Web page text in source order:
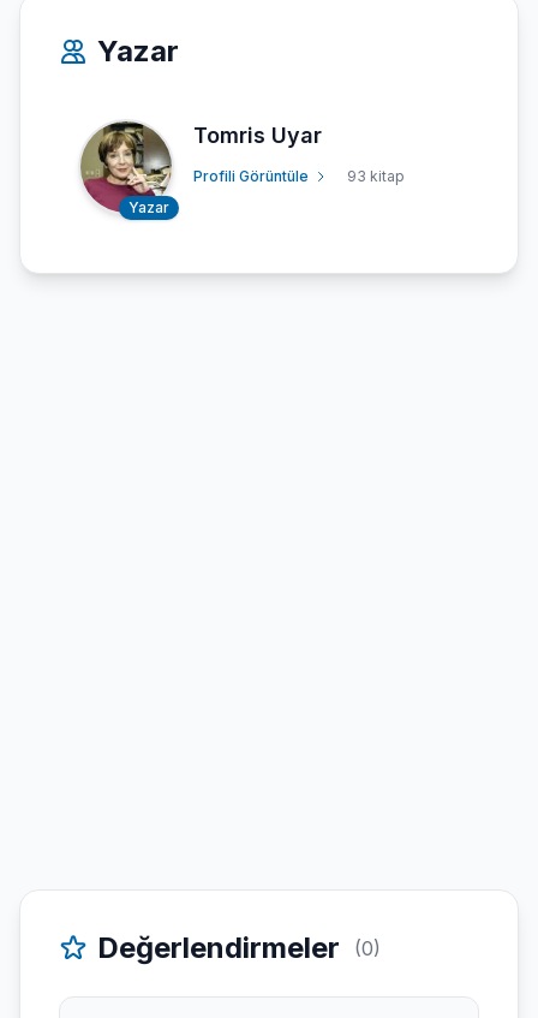
Yazar
Yazar
Tomris Uyar
Profili Görüntüle 93 kitap
Değerlendirmeler (0)